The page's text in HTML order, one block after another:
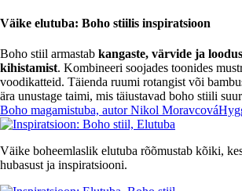
Väike elutuba: Boho stiilis inspiratsioon
Boho stiil armastab kangaste, värvide ja
kihistamist. Kombineeri soojades toonides
voodikatteid. Täienda ruumi rotangist või
ära unustage taimi, mis täiustavad boho stiili
Boho magamistuba, autor Nikol Moravcová
Väike boheemlaslik elutuba rõõmustab kõiki,
hubasust ja inspiratsiooni.